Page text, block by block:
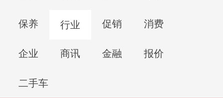
保养 行业 促销 消费
企业 商讯 金融 报价
二手车